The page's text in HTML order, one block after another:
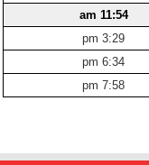
11:54 am
3:29 pm
6:34 pm
7:58 pm